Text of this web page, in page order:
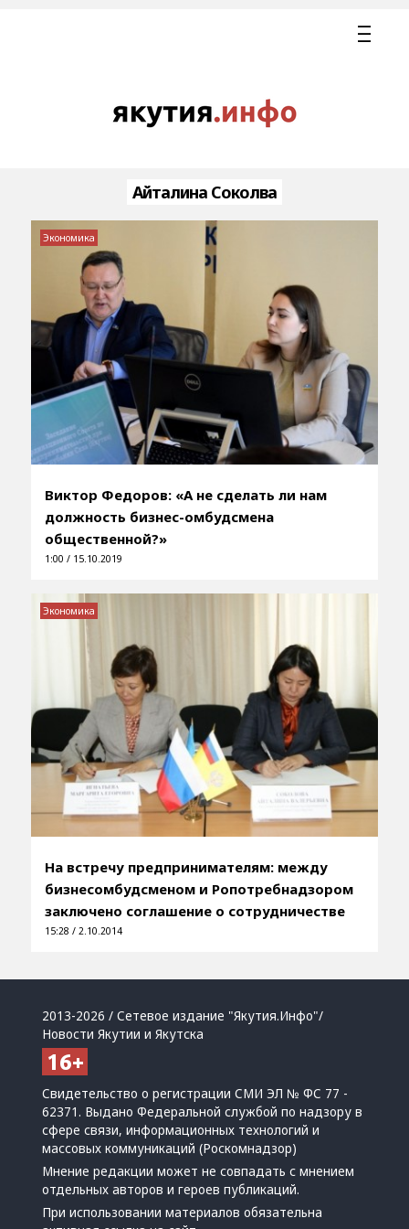
Айталина Соколва
Виктор Федоров: «А не сделать ли нам
должность бизнес-омбудсмена
общественной?»
1:00 / 15.10.2019
Экономика
На встречу предпринимателям: между
бизнесомбудсменом и Ропотребнадзором
заключено соглашение о сотрудничестве
15:28 / 2.10.2014
Экономика
2013-2026 / Сетевое издание "Якутия.Инфо"/
Новости Якутии и Якутска
Свидетельство о регистрации СМИ ЭЛ № ФС 77 -
62371. Выдано Федеральной службой по надзору в
сфере связи, информационных технологий и
массовых коммуникаций (Роскомнадзор)
Мнение редакции может не совпадать с мнением
отдельных авторов и героев публикаций.
При использовании материалов обязательна